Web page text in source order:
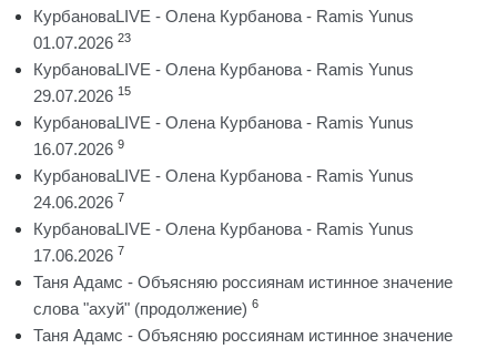
КурбановаLIVE - Олена Курбанова - Ramis Yunus
01.07.2026 23
КурбановаLIVE - Олена Курбанова - Ramis Yunus
29.07.2026 15
КурбановаLIVE - Олена Курбанова - Ramis Yunus
16.07.2026 9
КурбановаLIVE - Олена Курбанова - Ramis Yunus
24.06.2026 7
КурбановаLIVE - Олена Курбанова - Ramis Yunus
17.06.2026 7
Таня Адамс - Объясняю россиянам истинное значение
слова "ахуй" (продолжение) 6
Таня Адамс - Объясняю россиянам истинное значение